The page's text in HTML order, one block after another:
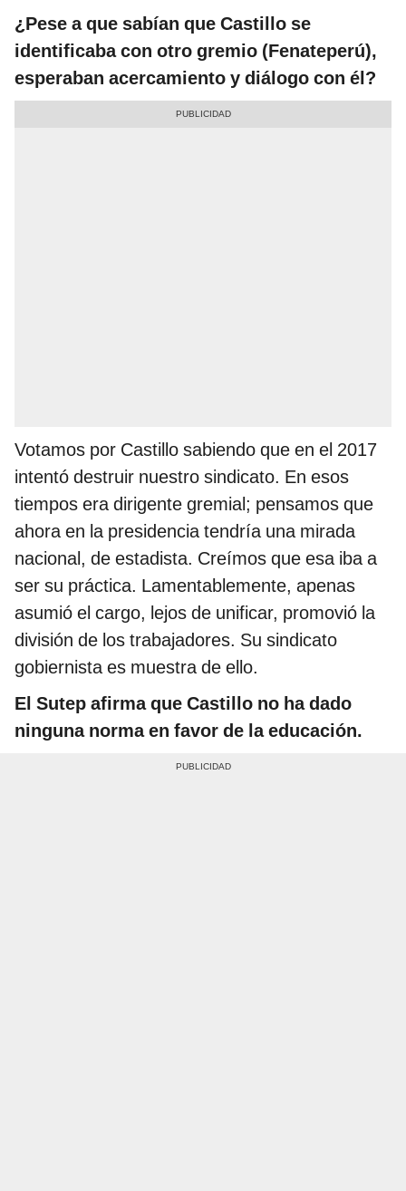
¿Pese a que sabían que Castillo se
identificaba con otro gremio (Fenateperú),
esperaban acercamiento y diálogo con él?
Votamos por Castillo sabiendo que en el 2017
intentó destruir nuestro sindicato. En esos
tiempos era dirigente gremial; pensamos que
ahora en la presidencia tendría una mirada
nacional, de estadista. Creímos que esa iba a
ser su práctica. Lamentablemente, apenas
asumió el cargo, lejos de unificar, promovió la
división de los trabajadores. Su sindicato
gobiernista es muestra de ello.
El Sutep afirma que Castillo no ha dado
ninguna norma en favor de la educación.